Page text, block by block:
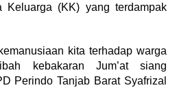
Keluarga (KK) yang terdampak
kita terhadap warga
kebakaran Jum’at siang
Perindo Tanjab Barat Syafrizal